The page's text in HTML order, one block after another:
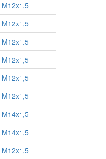
M12x1,5
M12x1,5
M12x1,5
M12x1,5
M12x1,5
M12x1,5
M14x1,5
M14x1,5
M12x1,5